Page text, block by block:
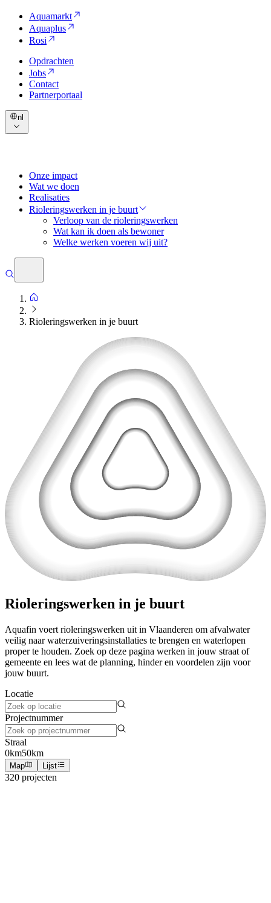
Aquamarkt
Aquaplus
Rosi
Opdrachten
Jobs
Contact
Partnerportaal
nl
Onze impact
Wat we doen
Realisaties
Rioleringswerken in je buurt
Verloop van de rioleringswerken
Wat kan ik doen als bewoner
Welke werken voeren wij uit?
Rioleringswerken in je buurt
Rioleringswerken in je buurt
Aquafin voert rioleringswerken uit in Vlaanderen om afvalwater
veilig naar waterzuiveringsinstallaties te brengen en waterlopen
proper te houden. Zoek op deze pagina werken in jouw straat of
gemeente en lees wat de planning, hinder en voordelen zijn voor
jouw buurt.
Locatie
Projectnummer
Straal
0km50km
Map Lijst
320 projecten